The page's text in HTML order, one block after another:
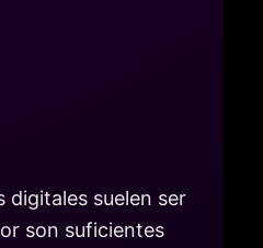
digitales suelen ser
son suficientes